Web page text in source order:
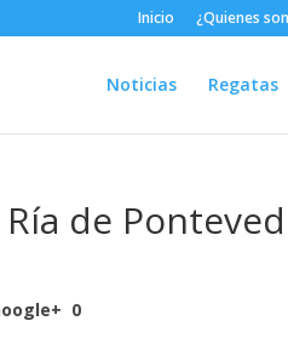
Inicio ¿Quienes
Noticias Regatas
de
0